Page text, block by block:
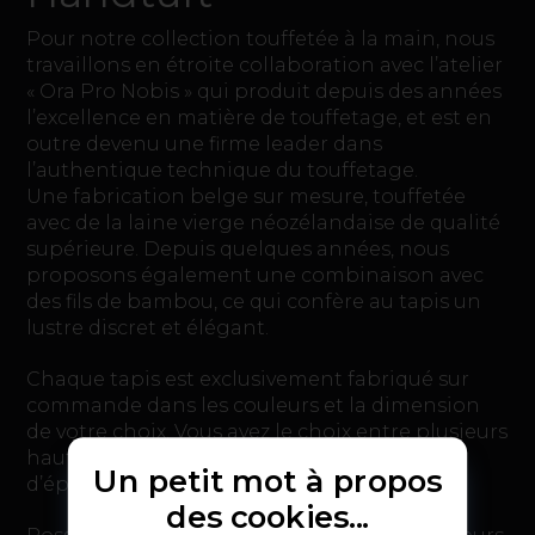
Pour notre collection touffetée à la main, nous
travaillons en étroite collaboration avec l’atelier
« Ora Pro Nobis » qui produit depuis des années
l’excellence en matière de touffetage, et est en
outre devenu une firme leader dans
l’authentique technique du touffetage.
Une fabrication belge sur mesure, touffetée
avec de la laine vierge néozélandaise de qualité
supérieure. Depuis quelques années, nous
proposons également une combinaison avec
des fils de bambou, ce qui confère au tapis un
lustre discret et élégant.
Chaque tapis est exclusivement fabriqué sur
commande dans les couleurs et la dimension
de votre choix. Vous avez le choix entre plusieurs
hauteurs de poils : 16, 20, 40 ou 60 mm
d’épaisseur !Un petit mot à propos
des cookies...